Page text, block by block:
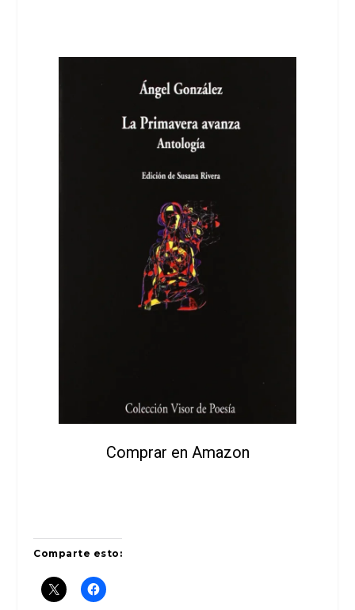
Comprar en Amazon
Comparte esto: